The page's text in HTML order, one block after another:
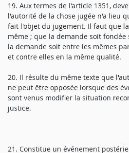
19. Aux termes de l'article 1351,
l'autorité de la chose jugée n'a lieu
fait l'objet du jugement. Il faut que
même ; que la demande soit
la demande soit entre les mêmes
et contre elles en la même qualité.
20. Il résulte du même texte que
ne peut être opposée lorsque des
sont venus modifier la situation
justice.
21. Constitue un événement